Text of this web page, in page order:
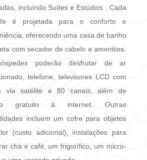
incluindo Suítes e Estúdios . Cada
é projetada para o conforto e
oferecendo uma casa de banho
com secador de cabelo e amenities.
poderão desfrutar de ar
telefone, televisores LCD com
via satélite e 80 canais, além de
gratuito à internet. Outras
incluem um cofre para objetos
(custo adicional), instalações para
chá e café, um frigorífico, um micro-